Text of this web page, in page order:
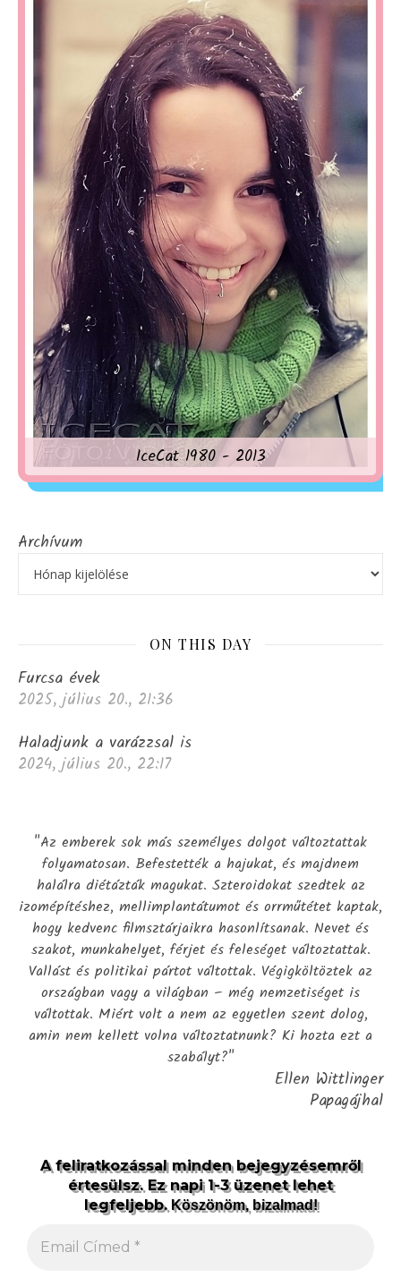
IceCat 1980 - 2013
Archívum
ON THIS DAY
Furcsa évek
2025, július 20., 21:36
Haladjunk a varázzsal is
2024, július 20., 22:17
"Az emberek sok más személyes dolgot változtattak
folyamatosan. Befestették a hajukat, és majdnem
halálra diétázták magukat. Szteroidokat szedtek az
izomépítéshez, mellimplantátumot és orrműtétet kaptak,
hogy kedvenc filmsztárjaikra hasonlítsanak. Nevet és
szakot, munkahelyet, férjet és feleséget változtattak.
Vallást és politikai pártot váltottak. Végigköltöztek az
országban vagy a világban – még nemzetiséget is
váltottak. Miért volt a nem az egyetlen szent dolog,
amin nem kellett volna változtatnunk? Ki hozta ezt a
szabályt?"
Ellen Wittlinger
Papagájhal
A feliratkozással minden bejegyzésemről
értesülsz. Ez napi 1-3 üzenet lehet
legfeljebb.Köszönöm, bizalmad!